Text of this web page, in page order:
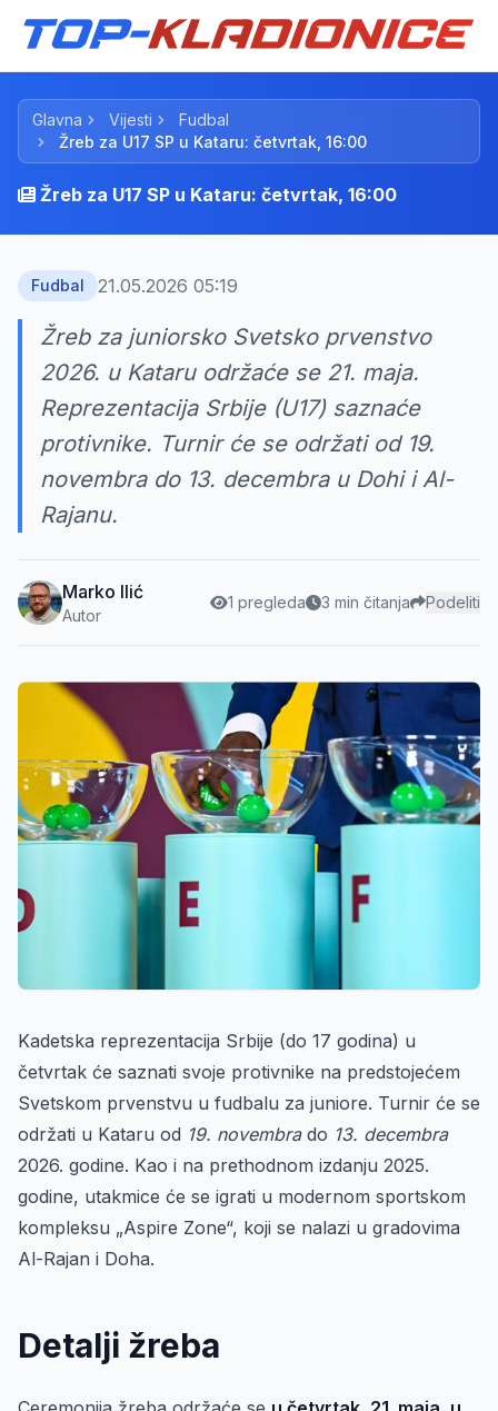
Glavna Vijesti
Fudbal
Žreb za U17 SP u Kataru: četvrtak, 16:00
Žreb za U17 SP u Kataru: četvrtak, 16:00
Fudbal 21.05.2026 05:19
Žreb za juniorsko Svetsko prvenstvo
2026. u Kataru održaće se 21. maja.
Reprezentacija Srbije (U17) saznaće
protivnike. Turnir će se održati od 19.
novembra do 13. decembra u Dohi i Al-
Rajanu.
Marko Ilić
Autor
1 pregleda 3 min čitanja Podeliti
Kadetska reprezentacija Srbije (do 17 godina) u
četvrtak će saznati svoje protivnike na predstojećem
Svetskom prvenstvu u fudbalu za juniore. Turnir će se
održati u Kataru od 19. novembrado 13. decembra
2026. godine. Kao i na prethodnom izdanju 2025.
godine, utakmice će se igrati u modernom sportskom
kompleksu „Aspire Zone“, koji se nalazi u gradovima
Al-Rajan i Doha.
Detalji žreba